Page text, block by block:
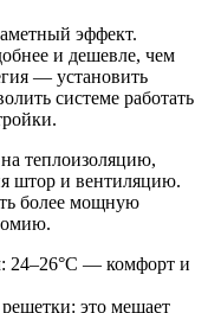
эффект.
и дешевле, чем
— установить
системе работать
теплоизоляцию,
штор и вентиляцию.
более мощную
24–26°C — комфорт и
это мешает